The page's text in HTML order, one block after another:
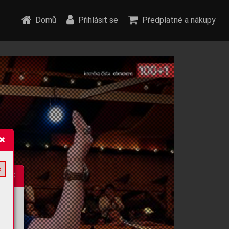
Domů Přihlásit se Předplatné a nákupy